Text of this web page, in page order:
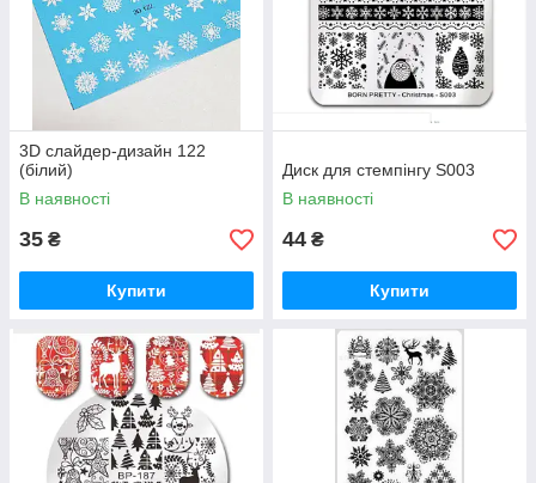
3D слайдер-дизайн 122
(білий)
В наявності
35 ₴
Купити
Диск для стемпінгу S003
В наявності
44 ₴
Купити